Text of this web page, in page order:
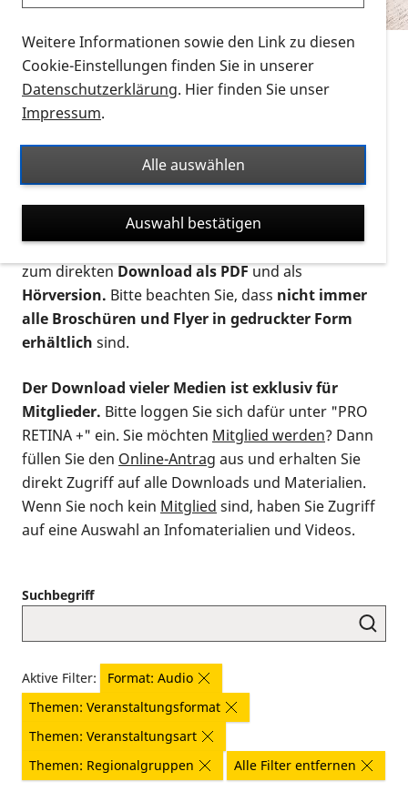
können? Schauen Sie sich dieErklärvideos zum
Thema Infomaterial auf der PRO RETINA-Website
für blinde und sehbehinderte Menschen an.
Auf dieser Seite finden Sie sämtliches Infomaterial
Ort. Nutzen Sie den Formatfilter, um ausschließlich
nach Flyern und Broschüren, Audios oder Videos zu
suchen. Die meisten Flyer und Broschüren werden in
verschiedenen Formaten angeboten: zur
postalischen Bestellung als gedruckte Variante
zum direktenDownload als PDFund als
Hörversion. Bitte beachten Sie, dass nicht immer
alle Broschüren und Flyer in gedruckter Form
erhältlich sind.
Der Download vieler Medien ist exklusiv für
Mitglieder. Bitte loggen Sie sich dafür unter "PRO
RETINA +" ein. Sie möchten Mitglied werden? Dann
füllen Sie den Online-Antrag aus und erhalten Sie
direkt Zugriff auf alle Downloads und Materialien.
Wenn Sie noch kein Mitglied sind, haben Sie Zugriff
auf eine Auswahl an Infomaterialien und Videos.
Suchbegriff
Aktive Filter:
Format: Audio
Themen: Veranstaltungsformat
Themen: Veranstaltungsart
Themen: Regionalgruppen
Alle Filter entfernen
Weitere Informationen sowie den Link zu diesen
Cookie-Einstellungen finden Sie in unserer
Datenschutzerklärung. Hier finden Sie unser
Impressum.
Alle auswählen
Auswahl bestätigen